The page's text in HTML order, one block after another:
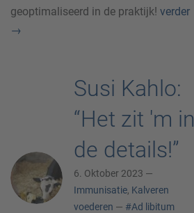
geoptimaliseerd in de praktijk! verder
→
Susi Kahlo:
“Het zit 'm in
de details!”
6. Oktober 2023 —
Immunisatie, Kalveren
voederen — #Ad libitum